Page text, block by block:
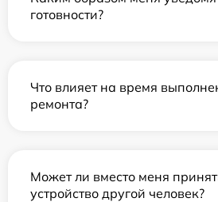
готовности?
Что влияет на время
ремонта?
Может ли вместо меня
устройство другой человек?